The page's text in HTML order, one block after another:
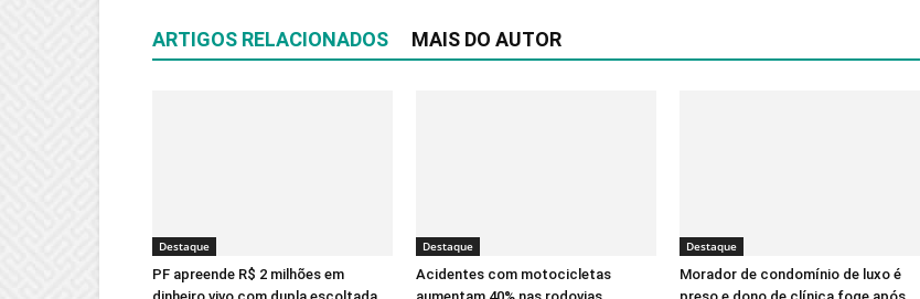
ARTIGOS RELACIONADOS MAIS DO AUTOR
Destaque
PF apreende R$ 2 milhões em
Destaque
Acidentes com motocicletas
Destaque
Morador de condomínio de luxo é